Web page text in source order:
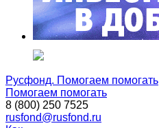
Русфонд. Помогаем помогать
Помогаем помогать
8 (800) 250 7525
rusfond@rusfond.ru